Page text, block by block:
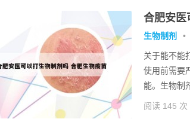
合肥安医
生物制剂 •
关于能不能
使用前需要
能。生物制
阅读 145 次